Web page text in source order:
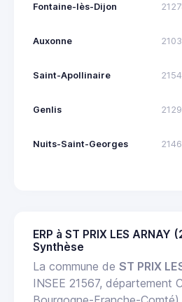
Fontaine-lès-Dijon
Auxonne
Saint-Apollinaire
Genlis
Nuits-Saint-Georges
ERP à ST PRIX LES
Synthèse
La commune de ST PRIX
INSEE 21567, département